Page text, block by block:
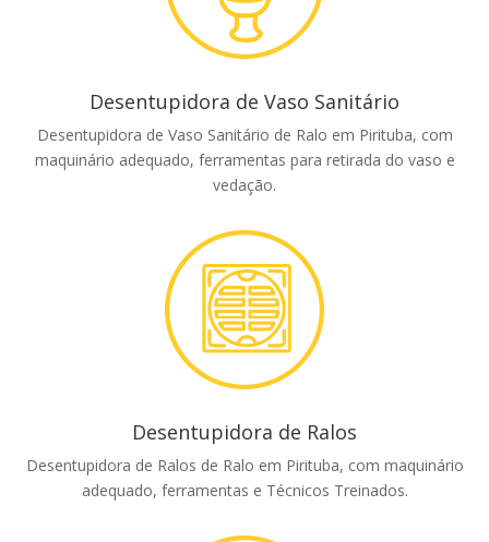
Desentupidora de Vaso Sanitário
Desentupidora de Vaso Sanitário de Ralo em Pirituba, com
maquinário adequado, ferramentas para retirada do vaso e
vedação.
Desentupidora de Ralos
Desentupidora de Ralos de Ralo em Pirituba, com maquinário
adequado, ferramentas e Técnicos Treinados.